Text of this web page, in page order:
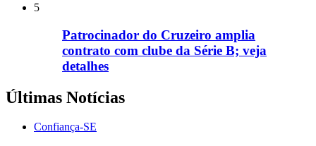
5
Patrocinador do Cruzeiro amplia
contrato com clube da Série B; veja
detalhes
Últimas Notícias
Confiança-SE